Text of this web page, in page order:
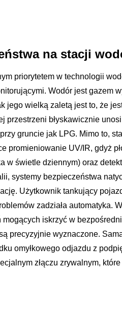
na stacji
priorytetem w technologii
Wodór jest gazem
jego wielką zaletą jest to, że
przestrzeni błyskawicznie
gruncie jak LPG. Mimo to,
promieniowanie UV/IR, gdyż
w świetle dziennym) oraz
systemy bezpieczeństwa
Użytkownik tankujący
zadziała automatyka.
iskrzyć w
precyzyjnie wyznaczone.
omyłkowego odjazdu z
złączu zrywalnym,